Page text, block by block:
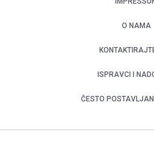
O NAMA
ISPRAVCI I
ČESTO